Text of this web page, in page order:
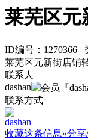
莱芜区元
ID编号：1270366
莱芜区元新街店铺
联系人
dashan
联系方式
dashan
收藏这条信息»分享